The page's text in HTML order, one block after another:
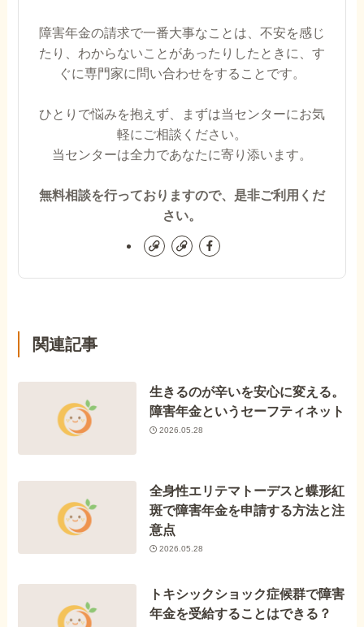
障害年金の請求で一番大事なことは、不安を感じ
たり、わからないことがあったりしたときに、す
ぐに専門家に問い合わせをすることです。
ひとりで悩みを抱えず、まずは当センターにお気
軽にご相談ください。
当センターは全力であなたに寄り添います。
無料相談を行っておりますので、是非ご利用くだ
さい。
関連記事
生きるのが辛いを安心に変える。
障害年金というセーフティネット
2026.05.28
全身性エリテマトーデスと蝶形紅
斑で障害年金を申請する方法と注
意点
2026.05.28
トキシックショック症候群で障害
年金を受給することはできる？